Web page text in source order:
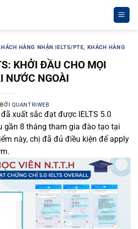
HÀNG NHẬN IELTS/PTE, KHÁCH HÀNG
KHỞI ĐẦU CHO MỌI
NƯỚC NGOÀI
BỞI QUANTRIWEB
xuất sắc đạt được IELTS 5.0
gần 8 tháng tham gia đào tạo tại
này, chị đã đủ điều kiện để apply